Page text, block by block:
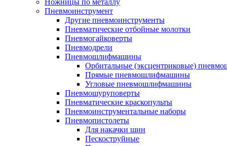
Ножницы по металлу
Пневмоинструмент
Другие пневмоинструменты
Пневматические отбойные молотки
Пневмогайковерты
Пневмодрели
Пневмошлифмашины
Орбитальные (эксцентриковые)
Прямые пневмошлифмашины
Угловые пневмошлифмашины
Пневмошуруповерты
Пневматические краскопульты
Пневмоинструментальные наборы
Пневмопистолеты
Для накачки шин
Пескоструйные